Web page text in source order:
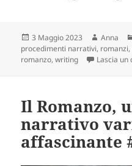
Scritto
il
3 Maggio 2023 Autore
Anna
procedimenti narrativi, romanzi,
romanzo,writing Lascia un
Il Romanzo,
narrativo
affascinante